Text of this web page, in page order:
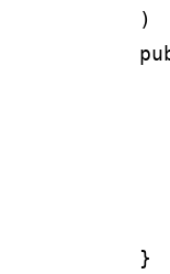
    )
    }